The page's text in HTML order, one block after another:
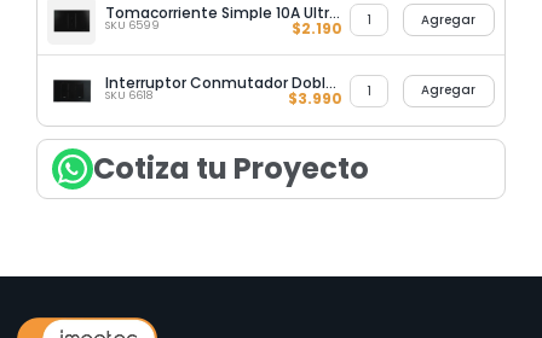
Tomacorriente Simple 10A Ultrasmart Black
SKU 6599 $2.190 Agregar
Interruptor Conmutador Doble 9/24 Ultrasmart Black
SKU 6618 $3.990 Agregar
Cotiza tu Proyecto